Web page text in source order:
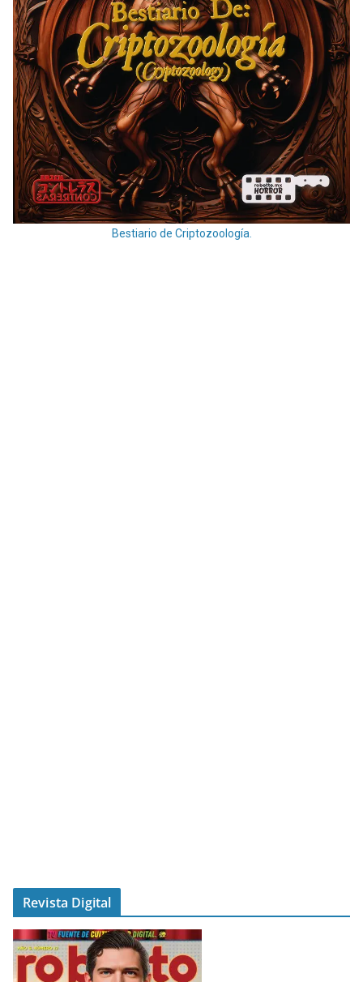
Bestiario de Criptozoología.
Revista Digital